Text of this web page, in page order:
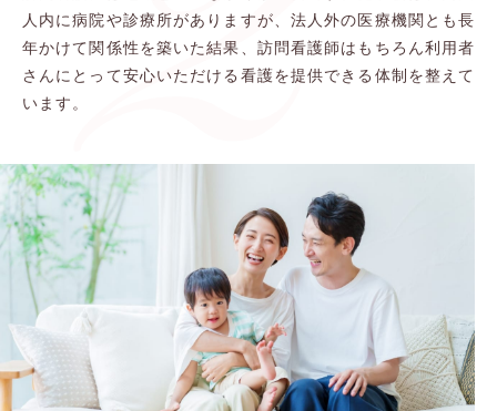
人内に病院や診療所がありますが、法人外の医療機関とも長
年かけて関係性を築いた結果、訪問看護師はもちろん利用者
さんにとって安心いただける看護を提供できる体制を整えて
います。